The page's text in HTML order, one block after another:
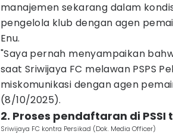
manajemen sekarang dalam
pengelola klub dengan agen
Enu.
"Saya pernah menyampaikan
saat Sriwijaya FC melawan PSPS
miskomunikasi dengan agen
(8/10/2025).
2. Proses pendaftaran di
Sriwijaya FC kontra Persikad (Dok. Media Officer)